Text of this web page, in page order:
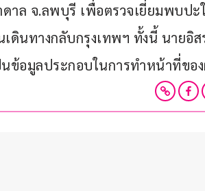
าล จ.ลพบุรี เพื่อตรวจเยี่ยมพบป
ดินทางกลับกรุงเทพฯ ทั้งนี้ นายอิส
ข้อมูลประกอบในการทำหน้าที่ข